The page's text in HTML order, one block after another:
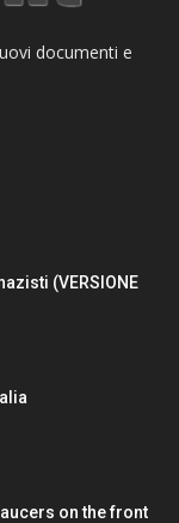
documenti e
(VERSIONE
on the front